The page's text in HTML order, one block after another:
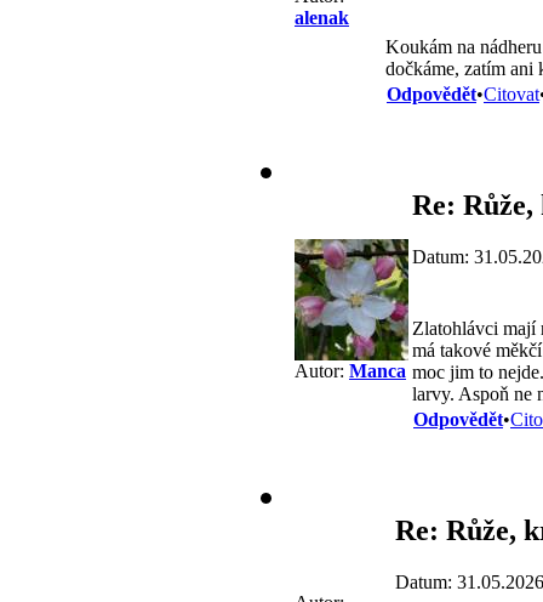
alenak
Koukám na
dočkáme, zatím ani
Odpovědět•Citovat
Autor: Manca
Re:
Datum:
Zlatohlávci mají
má takové
moc jim to
larvy. Aspoň ne
Odpovědět•
Re: Růže,
Datum: